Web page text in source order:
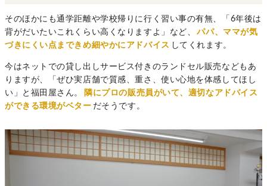
そのほかにも通学距離や学校帰りに行く習い事の有無、「6年後は
背がだいたいこれくらい高くなりますよ」など、
パパ、ママが気
づきにくい点まできめ細やかにアドバイス してくれます。
今はネットでの貸し出しサービス付きのランドセル販売などもあ
りますが、「ぜひ実店舗で質感、重さ、使い心地を体感してほし
い」と福田屋さん。
隣にプロの販売員がいて、適切なアドバイス
ができる環境がベター だそうです。